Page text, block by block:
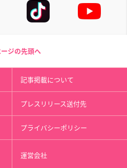
ージの先頭へ
記事掲載について
プレスリリース送付先
プライバシーポリシー
運営会社